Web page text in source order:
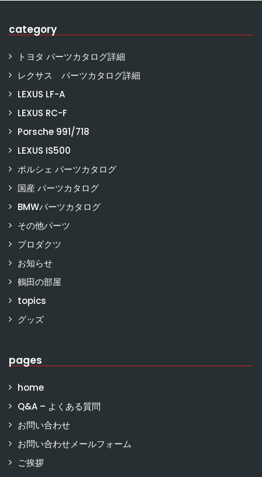
category
トヨタ パーツカタログ詳細
レクサス パーツカタログ詳細
LEXUS LF-A
LEXUS RC-F
Porsche 991/718
LEXUS IS500
ポルシェ パーツカタログ
国産 パーツカタログ
BMWパーツカタログ
その他パーツ
プロダクツ
お知らせ
鶴田の部屋
topics
グッズ
pages
home
Q&A – よくある質問
お問い合わせ
お問い合わせメールフォーム
ご挨拶